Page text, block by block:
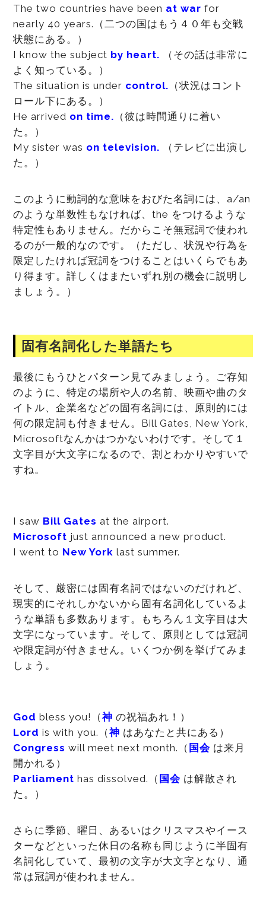
The two countries have been at war for
nearly 40 years.（二つの国はもう４０年も交戦
状態にある。）
I know the subject by heart. （その話は非常に
よく知っている。）
The situation is under control. （状況はコント
ロール下にある。）
He arrived on time. （彼は時間通りに着い
た。）
My sister was on television. （テレビに出演し
た。）
このように動詞的な意味をおびた名詞には、a/an
のような単数性もなければ、the をつけるような
特定性もありません。だからこそ無冠詞で使われ
るのが一般的なのです。（ただし、状況や行為を
限定したければ冠詞をつけることはいくらでもあ
り得ます。詳しくはまたいずれ別の機会に説明し
ましょう。）
固有名詞化した単語たち
最後にもうひとパターン見てみましょう。ご存知
のように、特定の場所や人の名前、映画や曲のタ
イトル、企業名などの固有名詞には、原則的には
何の限定詞も付きません。Bill Gates, New York,
Microsoftなんかはつかないわけです。そして１
文字目が大文字になるので、割とわかりやすいで
すね。
I saw Bill Gates at the airport.
Microsoft just announced a new product.
I went to New York last summer.
そして、厳密には固有名詞ではないのだけれど、
現実的にそれしかないから固有名詞化しているよ
うな単語も多数あります。もちろん１文字目は大
文字になっています。そして、原則としては冠詞
や限定詞が付きません。いくつか例を挙げてみま
しょう。
God bless you!（神 の祝福あれ！）
Lord is with you.（神 はあなたと共にある）
Congress will meet next month.（ 国会 は来月
開かれる）
Parliament has dissolved.（ 国会 は解散され
た。）
さらに季節、曜日、あるいはクリスマスやイース
ターなどといった休日の名称も同じように半固有
名詞化していて、最初の文字が大文字となり、通
常は冠詞が使われません。